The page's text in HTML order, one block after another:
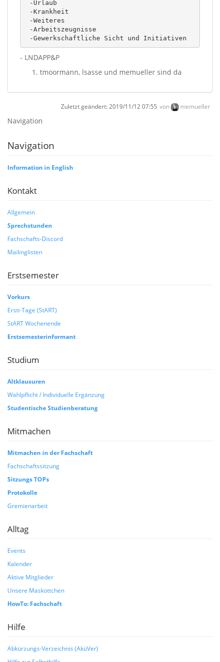
-Gewerkschaftliche Sicht und Initiativen
- LNDAPP&P
tmoormann, lsasse und memueller sind da
Zuletzt geändert: 2019/11/12 07:55 von memueller
Navigation
Navigation
Information in English
Kontakt
Allgemein
Sprechstunden
Fachschafts-Discord
Mailinglisten
Erstsemester
Vorkurs
Ersti-Tage (StART)
StART Wochenende
Erstsemesterinformant
Studium
Altklausuren
Wahlpflicht / Individuelle Ergänzung
Studentische Studienberatung
Mitmachen
Mitmachen in der Fachschaft
Fachschaftssitzung
Sitzungs TOPs
Protokolle
Gremienarbeit
Alltag
Events
Kalender
Aktive Mitglieder
Unsere Maskottchen
HowTo: Fachschaft
Hilfe
Abkürzungs-Verzeichnis (AküVer)